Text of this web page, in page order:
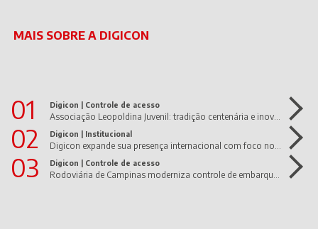
MAIS SOBRE A DIGICON
01 Digicon | Controle de acesso
02 Digicon | Institucional
03 Digicon | Controle de acesso